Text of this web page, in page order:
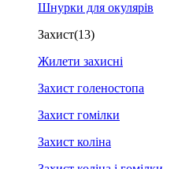
Шнурки для окулярів
Захист(13)
Жилети захисні
Захист голеностопа
Захист гомілки
Захист коліна